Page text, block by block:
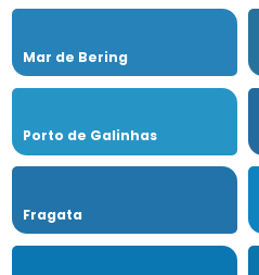
Mar de Bering
Porto de Galinhas
Fragata